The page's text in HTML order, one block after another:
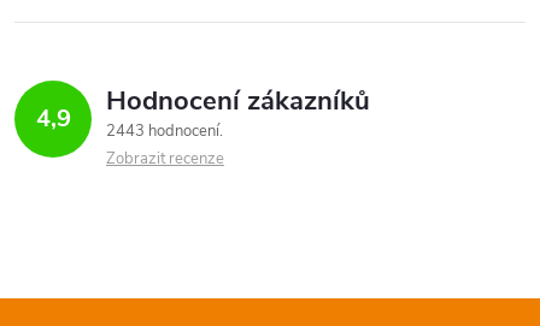
4,9 Hodnocení zákazníků
2443 hodnocení
Zobrazit recenze